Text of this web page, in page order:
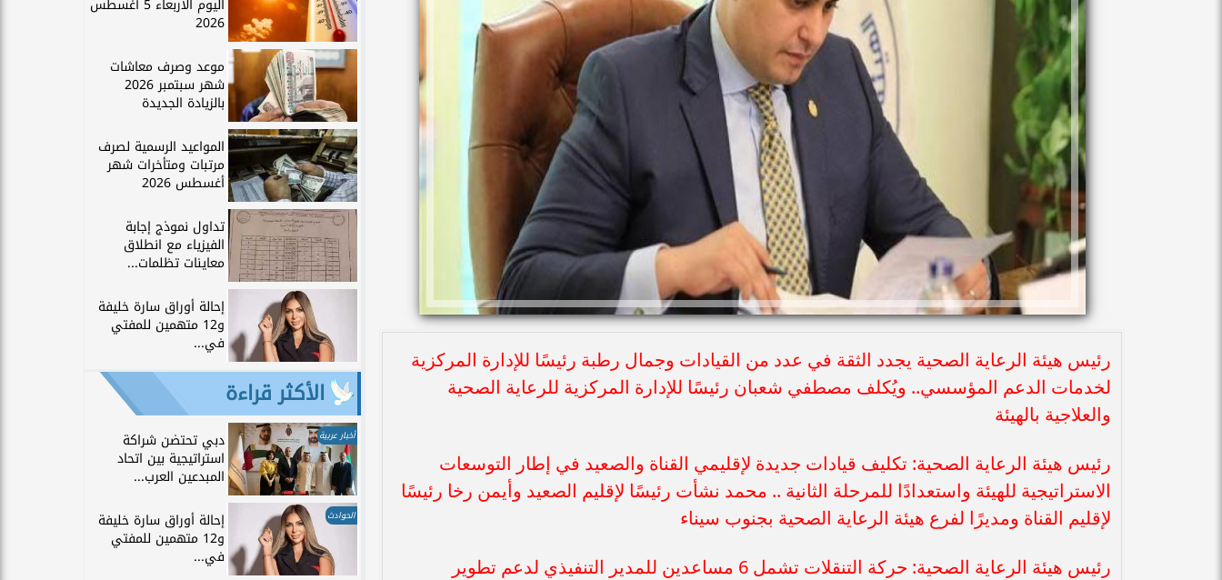
رئيس هيئة الرعاية الصحية يجدد الثقة في عدد من القيادات وجمال رطبة رئيسًا للإدارة المركزية
لخدمات الدعم المؤسسي.. ويُكلف مصطفي شعبان رئيسًا للإدارة المركزية للرعاية الصحية
والعلاجية بالهيئة
رئيس هيئة الرعاية الصحية: تكليف قيادات جديدة لإقليمي القناة والصعيد في إطار التوسعات
الاستراتيجية للهيئة واستعدادًا للمرحلة الثانية .. محمد نشأت رئيسًا لإقليم الصعيد وأيمن رخا رئيسًا
لإقليم القناة ومديرًا لفرع هيئة الرعاية الصحية بجنوب سيناء
رئيس هيئة الرعاية الصحية: حركة التنقلات تشمل 6 مساعدين للمدير التنفيذي لدعم تطوير
2026
موعد وصرف معاشات
شهر سبتمبر 2026
بالزيادة الجديدة
المواعيد الرسمية لصرف
مرتبات ومتأخرات شهر
أغسطس 2026
تداول نموذج إجابة
الفيزياء مع انطلاق
معاينات تظلمات...
إحالة أوراق سارة خليفة
و12 متهمين للمفتي
في...
الأكثر قراءة
أخبار عربية دبي تحتضن شراكة
استراتيجية بين اتحاد
المبدعين العرب...
الحوادث إحالة أوراق سارة خليفة
و12 متهمين للمفتي
في...